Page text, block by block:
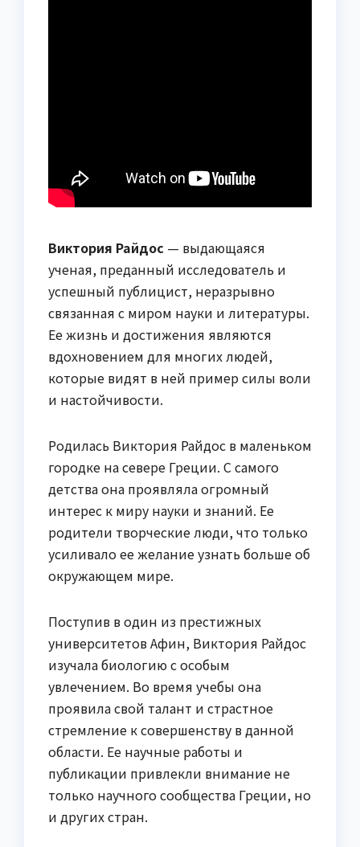
Виктория Райдос — выдающаяся
ученая, преданный исследователь и
успешный публицист, неразрывно
связанная с миром науки и литературы.
Ее жизнь и достижения являются
вдохновением для многих людей,
которые видят в ней пример силы воли
и настойчивости.
Родилась Виктория Райдос в маленьком
городке на севере Греции. С самого
детства она проявляла огромный
интерес к миру науки и знаний. Ее
родители творческие люди, что только
усиливало ее желание узнать больше об
окружающем мире.
Поступив в один из престижных
университетов Афин, Виктория Райдос
изучала биологию с особым
увлечением. Во время учебы она
проявила свой талант и страстное
стремление к совершенству в данной
области. Ее научные работы и
публикации привлекли внимание не
только научного сообщества Греции, но
и других стран.